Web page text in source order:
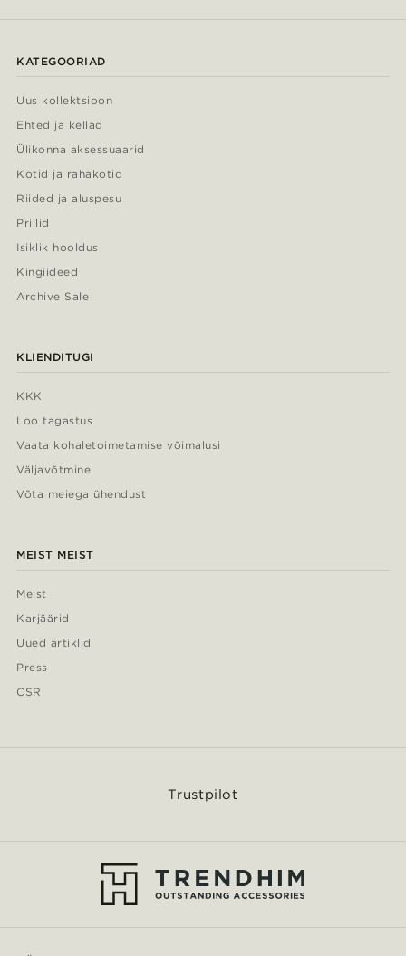
KATEGOORIAD
Uus kollektsioon
Ehted ja kellad
Ülikonna aksessuaarid
Kotid ja rahakotid
Riided ja aluspesu
Prillid
Isiklik hooldus
Kingiideed
Archive Sale
KLIENDITUGI
KKK
Loo tagastus
Vaata kohaletoimetamise võimalusi
Väljavõtmine
Võta meiega ühendust
MEIST MEIST
Meist
Karjäärid
Uued artiklid
Press
CSR
Trustpilot